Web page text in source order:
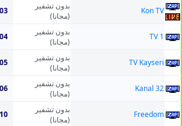
Kon TV
بدون تشفير
(مجانا)
TV 1
بدون تشفير
(مجانا)
TV Kayseri
بدون تشفير
(مجانا)
Kanal 32
بدون تشفير
(مجانا)
Freedom
بدون تشفير
(مجانا)